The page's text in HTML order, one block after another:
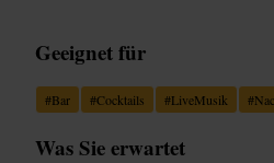
Geeignet für
#Bar #Cocktails #LiveMusik #
Was Sie erwartet